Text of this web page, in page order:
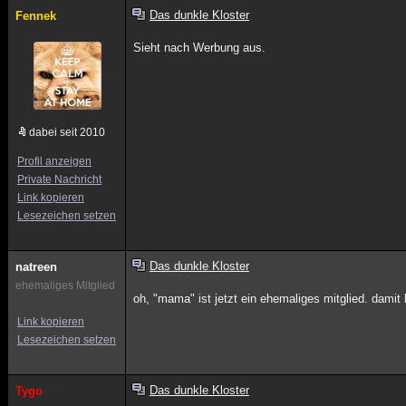
Fennek
dabei seit 2010
Profil anzeigen
Private Nachricht
Link kopieren
Lesezeichen setzen
Das dunkle Kloster
Sieht nach Werbung aus.
natreen
ehemaliges Mitglied
Link kopieren
Lesezeichen setzen
Das dunkle Kloster
oh, "mama" ist jetzt ein ehemaliges mitglied. damit
Tygo Das dunkle Kloster